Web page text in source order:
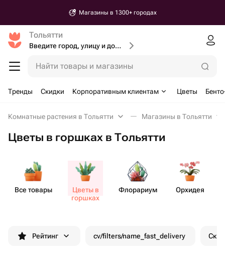
Магазины в 1300+ городах
Тольятти
Введите город, улицу и дом доставки
Найти товары и магазины
Тренды Скидки Корпоративным клиентам Цветы
Комнатные растения в Тольятти Магазины в Тольятти
Цветы в горшках в Тольятти
Все товары
Цветы в
горшках
Флорариум Орхидея
Рейтинг cv/filters/name_fast_delivery